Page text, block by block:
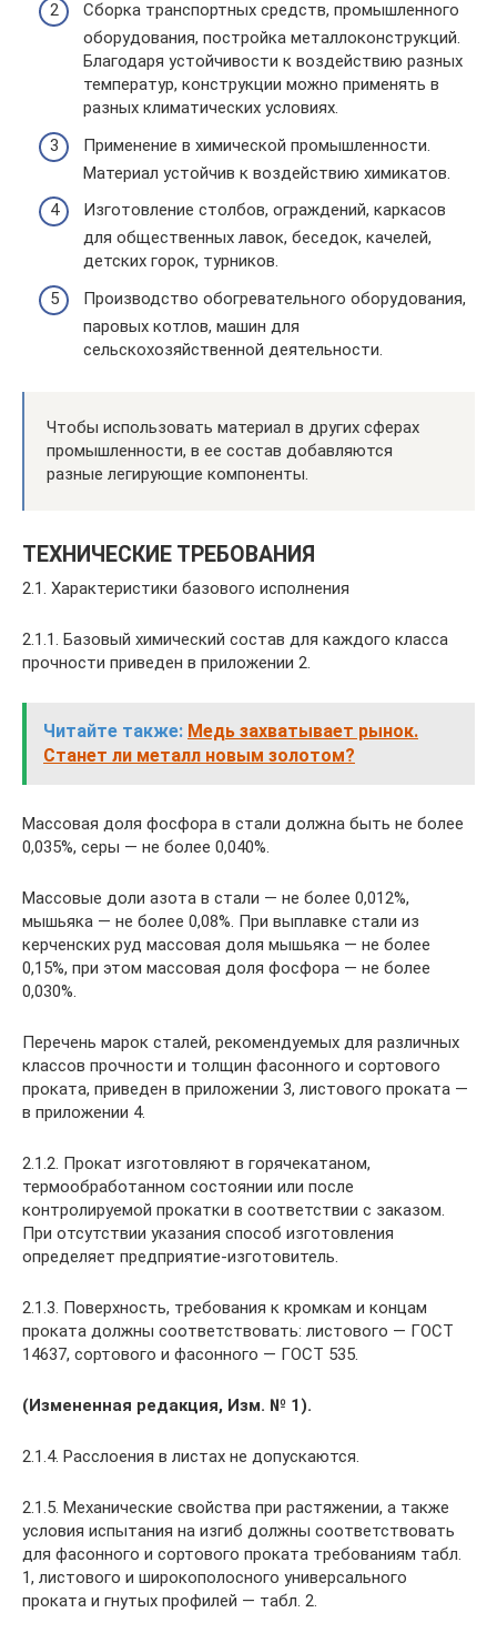
Сборка транспортных средств, промышленного
оборудования, постройка металлоконструкций.
Благодаря устойчивости к воздействию разных
температур, конструкции можно применять в
разных климатических условиях.
Применение в химической промышленности.
Материал устойчив к воздействию химикатов.
Изготовление столбов, ограждений, каркасов
для общественных лавок, беседок, качелей,
детских горок, турников.
Производство обогревательного оборудования,
паровых котлов, машин для
сельскохозяйственной деятельности.
Чтобы использовать материал в других сферах
промышленности, в ее состав добавляются
разные легирующие компоненты.
ТЕХНИЧЕСКИЕ ТРЕБОВАНИЯ
2.1. Характеристики базового исполнения
2.1.1. Базовый химический состав для каждого класса
прочности приведен в приложении 2.
Читайте также: Медь захватывает рынок.
Станет ли металл новым золотом?
Массовая доля фосфора в стали должна быть не более
0,035%, серы — не более 0,040%.
Массовые доли азота в стали — не более 0,012%,
мышьяка — не более 0,08%. При выплавке стали из
керченских руд массовая доля мышьяка — не более
0,15%, при этом массовая доля фосфора — не более
0,030%.
Перечень марок сталей, рекомендуемых для различных
классов прочности и толщин фасонного и сортового
проката, приведен в приложении 3, листового проката —
в приложении 4.
2.1.2. Прокат изготовляют в горячекатаном,
термообработанном состоянии или после
контролируемой прокатки в соответствии с заказом.
При отсутствии указания способ изготовления
определяет предприятие-изготовитель.
2.1.3. Поверхность, требования к кромкам и концам
проката должны соответствовать: листового — ГОСТ
14637, сортового и фасонного — ГОСТ 535.
(Измененная редакция, Изм. № 1).
2.1.4. Расслоения в листах не допускаются.
2.1.5. Механические свойства при растяжении, а также
условия испытания на изгиб должны соответствовать
для фасонного и сортового проката требованиям табл.
1, листового и широкополосного универсального
проката и гнутых профилей — табл. 2.